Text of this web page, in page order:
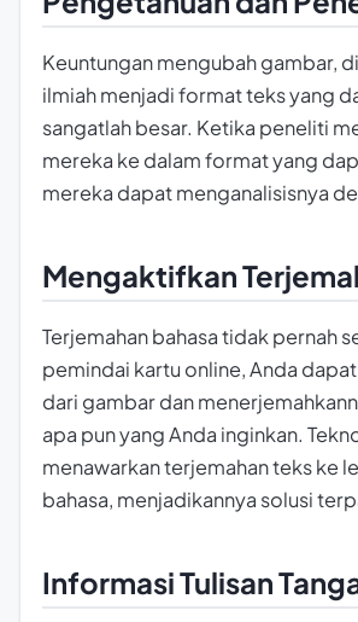
Keuntungan mengubah gambar,
ilmiah menjadi format teks yang
sangatlah besar. Ketika peneliti
mereka ke dalam format yang
mereka dapat menganalisisnya
Mengaktifkan
Terjemahan bahasa tidak pernah
pemindai kartu online, Anda
dari gambar dan
apa pun yang Anda inginkan.
menawarkan terjemahan teks ke
bahasa, menjadikannya solusi
Informasi Tulisan